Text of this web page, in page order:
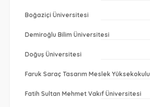
Boğaziçi Üniversitesi
Demiroğlu Bilim Üniversitesi
Doğuş Üniversitesi
Faruk Saraç Tasarım Meslek Yüksekokulu
Fatih Sultan Mehmet Vakıf Üniversitesi